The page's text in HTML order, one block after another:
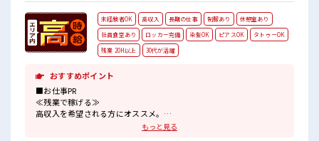
未経験者OK 高収入 長期の仕事 制服あり
休憩室あり
社員食堂あり
ロッカー完備 染髪OK ピアスOK
タトゥーOK
残業 20H以上
30代が活躍
おすすめポイント
■お仕事PR
≪残業で稼げる≫
高収入を希望される方にオススメ。
残業は月20時間以上あります♪もっと見る